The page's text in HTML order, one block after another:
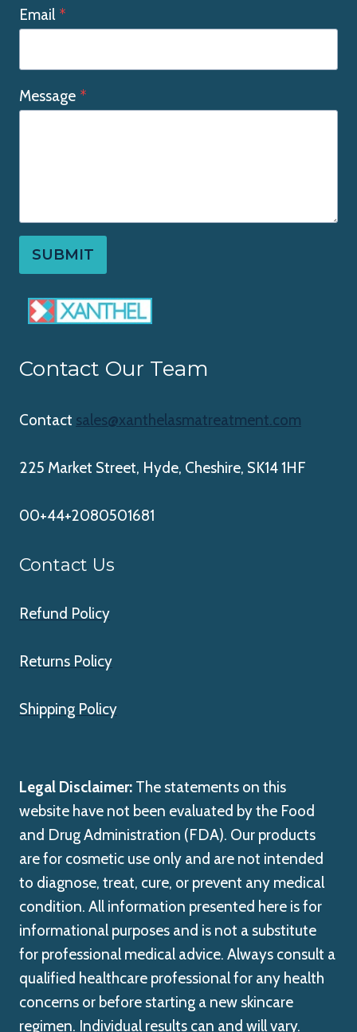
Email *
Message *
SUBMIT
Contact Our Team
Contact sales@xanthelasmatreatment.com
225 Market Street, Hyde, Cheshire, SK14 1HF
00+44+2080501681
Contact Us
Refund Policy
Returns Policy
Shipping Policy
Legal Disclaimer: The statements on this
website have not been evaluated by the Food
and Drug Administration (FDA). Our products
are for cosmetic use only and are not intended
to diagnose, treat, cure, or prevent any medical
condition. All information presented here is for
informational purposes and is not a substitute
for professional medical advice. Always consult a
qualified healthcare professional for any health
concerns or before starting a new skincare
regimen. Individual results can and will vary.